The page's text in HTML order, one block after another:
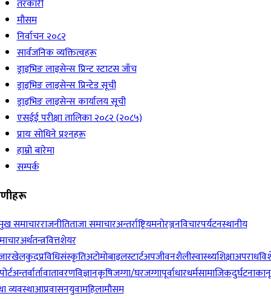
तरकारी
मौसम
निर्वाचन २०८२
सार्वजनिक व्यक्तित्वहरू
ड्राइभिङ लाइसेन्स प्रिन्ट स्टाटस जाँच
ड्राइभिङ लाइसेन्स प्रिन्टेड सूची
ड्राइभिङ लाइसेन्स कार्यालय सूची
एसईई परीक्षा तालिका २०८२ (२०८५)
प्रायः सोधिने प्रश्‍नहरू
हाम्रो बारेमा
सम्पर्क
समाचारराजनीतिताजा समाचारअन्तर्राष्ट्रियमनोरञ्जनविचारपर्यटनस्थानीय
अर्थतन्त्रवित्तशेयर
खेलकुदप्रविधिसंस्कृतिअटोमोबाइलस्टार्टअपजीवनशैलीस्वास्थ्यशिक्षाअपराध
अन्तर्वार्तावातावरणविज्ञानकृषिजग्गा/घरजग्गापूर्वाधारधर्मसामाजिकदुर्घटना
व्यवस्थाआप्रवासनयुवामहिलामौसम